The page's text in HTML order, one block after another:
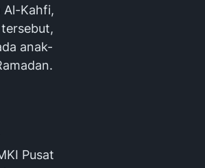
Al-Kahfi,
anak-
Pusat